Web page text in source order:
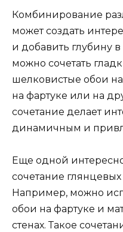
Комбинирование
может создать
и добавить глубину
можно сочетать
шелковистые обои
на фартуке или на
сочетание делает
динамичным и
Еще одной
сочетание
Например, можно
обои на фартуке и
стенах. Такое